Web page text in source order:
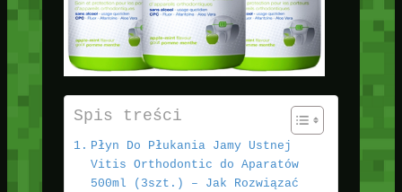
Spis treści
Płyn Do Płukania Jamy Ustnej
Vitis Orthodontic do Aparatów
500ml (3szt.) – Jak Rozwiązać